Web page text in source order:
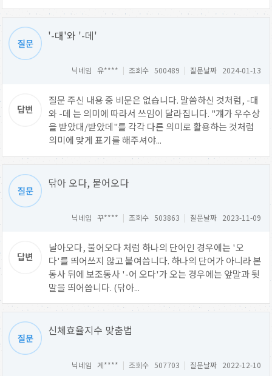
'-대'와 '-데'
닉네임 유**** | 조회수 500489 | 질문날짜 2024-01-13
질문 주신 내용 중 비문은 없습니다. 말씀하신 것처럼, -대
와 -데 는 의미에 따라서 쓰임이 달라집니다. "걔가 우수상
을 받았대/받았데"를 각각 다른 의미로 활용하는 것처럼
의미에 맞게 표기를 해주셔야...
닦아 오다, 붙어오다
닉네임 꾸**** | 조회수 503863 | 질문날짜 2023-11-09
날아오다, 불어오다 처럼 하나의 단어인 경우에는 '오
다'를 띄어쓰지 않고 붙여씁니다. 하나의 단어가 아니라 본
동사 뒤에 보조동사 '-어 오다'가 오는 경우에는 앞말과 뒷
말을 띄어씁니다. (닦아...
신체효율지수 맞춤법
닉네임 계**** | 조회수 507703 | 질문날짜 2022-12-10